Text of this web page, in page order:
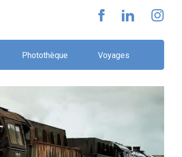
Photothèque Voyages